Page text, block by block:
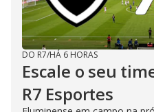
DO R7/HÁ 6 HORAS
Escale o seu
R7 Esportes